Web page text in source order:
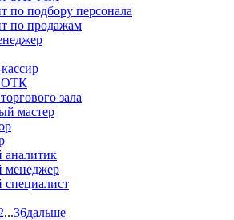
по подбору персонала
по продажам
ОТК
зала
мастер
аналитик
менеджер
...36дальше